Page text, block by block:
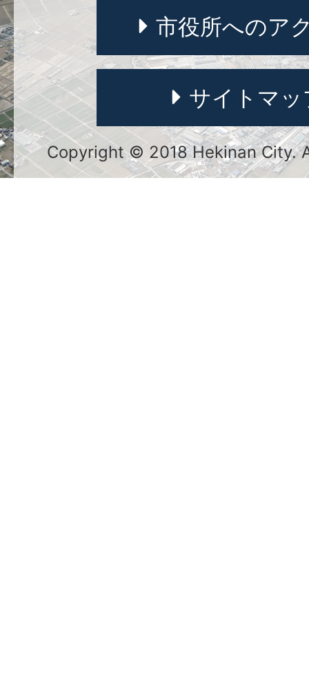
市役所へのア
サイトマッ
Copyright © 2018 Hekinan City.